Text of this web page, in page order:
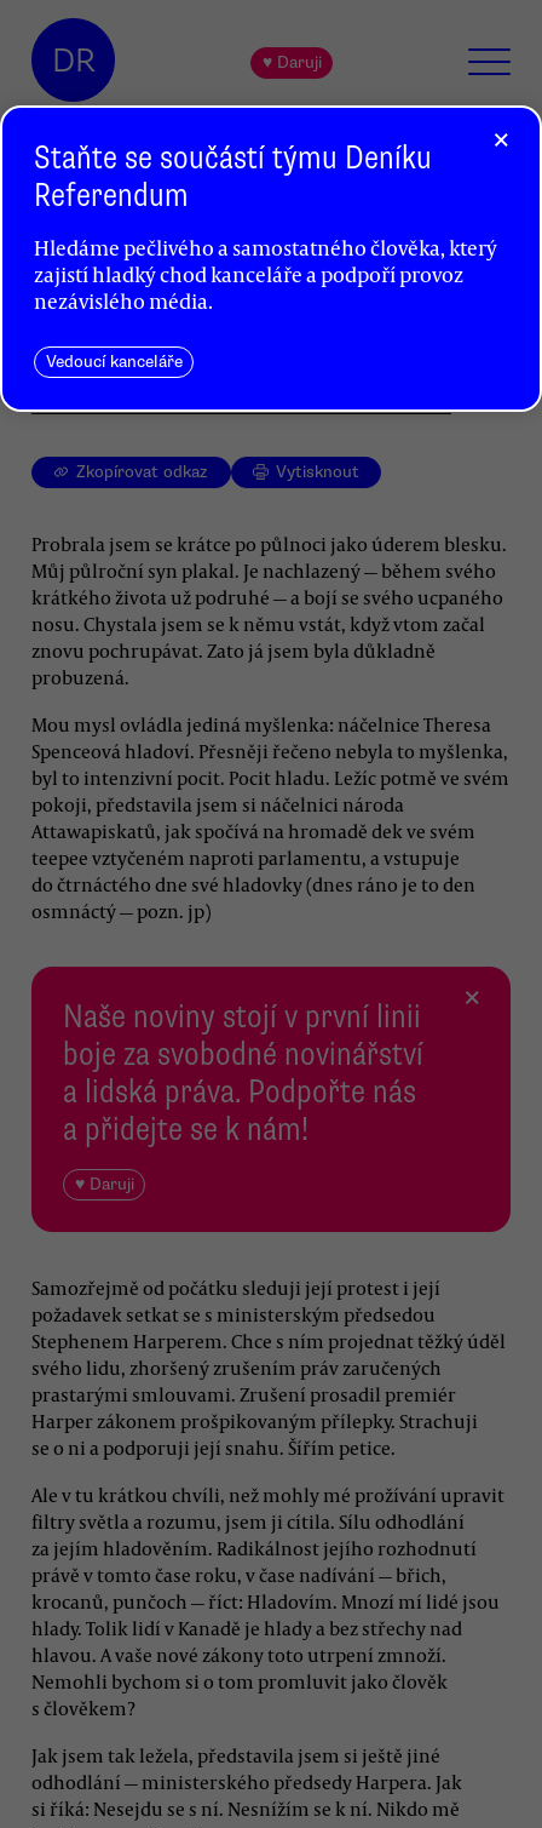
DR ♥ Daruji
Hladovka náčelnice Spenceové
Naomi Kleinová
Nad hladovkou náčelnice Spenceové
a rozvzpomínají se na své kořeny.
Zkopírovat odkaz Vytisknout
Probrala jsem se krátce po půlnoci jako úderem blesku.
Můj půlroční syn plakal. Je nachlazený — během svého
krátkého života už podruhé — a bojí se svého ucpaného
nosu. Chystala jsem se k němu vstát, když vtom začal
znovu pochrupávat. Zato já jsem byla důkladně
probuzená.
Mou mysl ovládla jediná myšlenka: náčelnice Theresa
Spenceová hladoví. Přesněji řečeno nebyla to myšlenka,
byl to intenzivní pocit. Pocit hladu. Ležíc potmě ve svém
pokoji, představila jsem si náčelnici národa
Attawapiskatů, jak spočívá na hromadě dek ve svém
teepee vztyčeném naproti parlamentu, a vstupuje
do čtrnáctého dne své hladovky (dnes ráno je to den
osmnáctý — pozn. jp)
Naše noviny stojí v první linii
boje za svobodné novinářství
a lidská práva. Podpořte nás
a přidejte se k nám!
♥ Daruji
×
Samozřejmě od počátku sleduji její protest i její
požadavek setkat se s ministerským předsedou
Stephenem Harperem. Chce s ním projednat těžký úděl
svého lidu, zhoršený zrušením práv zaručených
prastarými smlouvami. Zrušení prosadil premiér
Harper zákonem prošpikovaným přílepky. Strachuji
se o ni a podporuji její snahu. Šířím petice.
Ale v tu krátkou chvíli, než mohly mé prožívání upravit
filtry světla a rozumu, jsem ji cítila. Sílu odhodlání
za jejím hladověním. Radikálnost jejího rozhodnutí
právě v tomto čase roku, v čase nadívání — břich,
krocanů, punčoch — říct: Hladovím. Mnozí mí lidé jsou
hlady. Tolik lidí v Kanadě je hlady a bez střechy nad
hlavou. A vaše nové zákony toto utrpení zmnoží.
Nemohli bychom si o tom promluvit jako člověk
s člověkem?
Jak jsem tak ležela, představila jsem si ještě jiné
odhodlání — ministerského předsedy Harpera. Jak
si říká: Nesejdu se s ní. Nesnížím se k ní. Nikdo mě
×
Staňte se součástí týmu Deníku
Referendum
Hledáme pečlivého a samostatného člověka, který
zajistí hladký chod kanceláře a podpoří provoz
nezávislého média.
Vedoucí kanceláře